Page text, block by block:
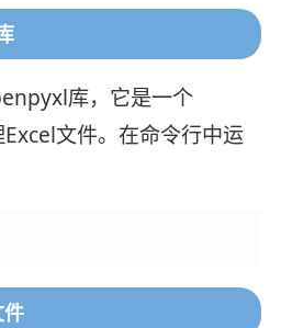
库，它是一个
文件。在命令行中运